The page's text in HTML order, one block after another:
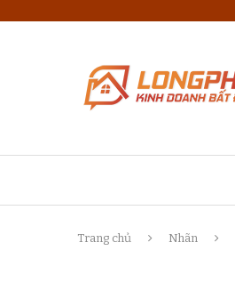
Trang chủ Nhãn